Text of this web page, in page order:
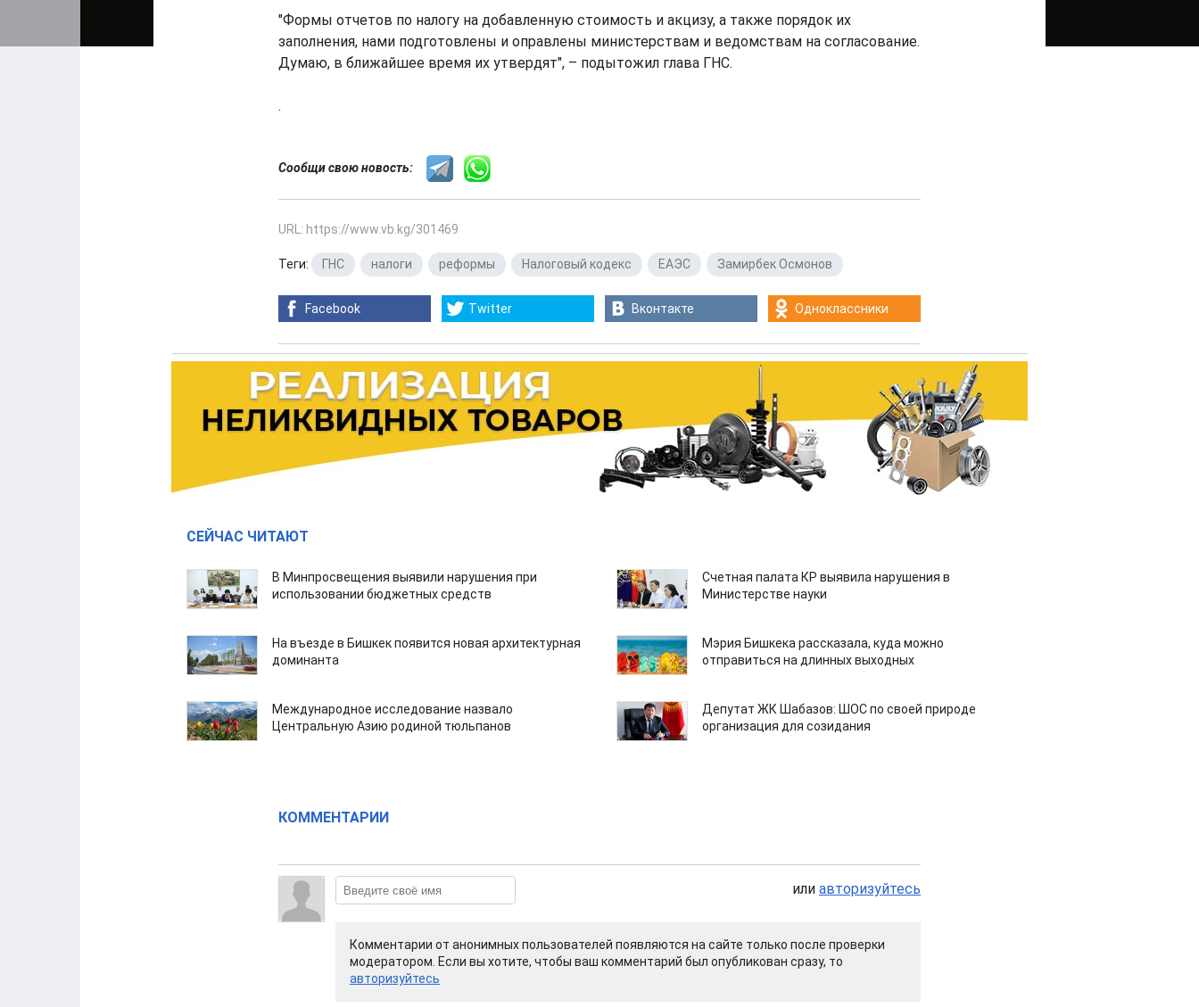
"Формы отчетов по налогу на добавленную стоимость и акцизу, а также порядок их
заполнения, нами подготовлены и оправлены министерствам и ведомствам на согласование.
Думаю, в ближайшее время их утвердят", – подытожил глава ГНС.
.
Сообщи свою новость:
URL: https://www.vb.kg/301469
Теги: ГНС налоги реформы Налоговый кодекс ЕАЭС Замирбек Осмонов
Facebook Twitter Вконтакте Одноклассники
СЕЙЧАС ЧИТАЮТ
В Минпросвещения выявили нарушения при
использовании бюджетных средств
Счетная палата КР выявила нарушения в
Министерстве науки
На въезде в Бишкек появится новая архитектурная
доминанта
Мэрия Бишкека рассказала, куда можно
отправиться на длинных выходных
Международное исследование назвало
Центральную Азию родиной тюльпанов
Депутат ЖК Шабазов: ШОС по своей природе
организация для созидания
КОММЕНТАРИИ
или авторизуйтесь
Комментарии от анонимных пользователей появляются на сайте только после проверки
модератором. Если вы хотите, чтобы ваш комментарий был опубликован сразу, то
авторизуйтесь